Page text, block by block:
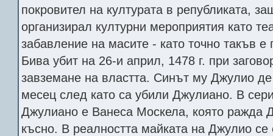
покровител на културата в републиката,
организирал културни мероприятия като
забавление на масите - като точно такъв
Бива убит на 26-и април, 1478 г. при
завземане на властта. Синът му Джулио
месец след като са убили Джулиано. В
Джулиано е Ванеса Москела, която ражда
късно. В реалността майката на Джулио се